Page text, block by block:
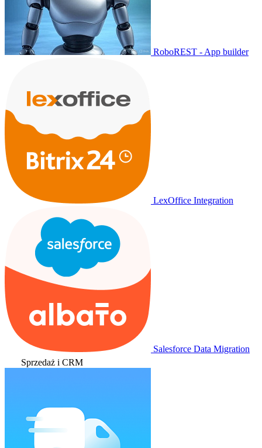
RoboREST - App builder
LexOffice Integration
Salesforce Data Migration
Sprzedaż i CRM